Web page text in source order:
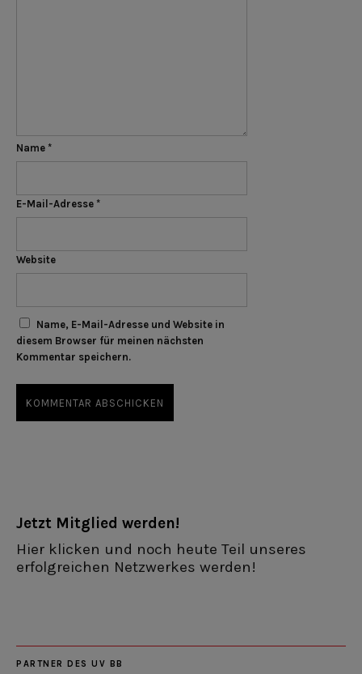
Name *
E-Mail-Adresse *
Website
Name, E-Mail-Adresse und Website in
diesem Browser für meinen nächsten
Kommentar speichern.
Jetzt Mitglied werden!
Hier klicken und noch heute Teil unseres
erfolgreichen Netzwerkes werden!
PARTNER DES UV BB